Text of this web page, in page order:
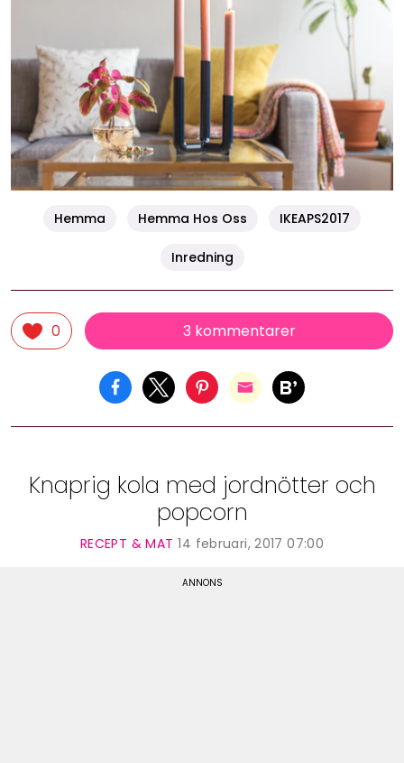
Hemma Hemma Hos Oss IKEAPS2017
Inredning
0 3 kommentarer
Knaprig kola med jordnötter och
popcorn
RECEPT & MAT 14 februari, 2017 07:00